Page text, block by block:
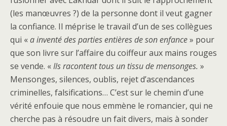
(les manœuvres ?) de la personne dont il veut gagner
la confiance. Il méprise le travail d’un de ses collègues
qui «a inventé des parties entières de son enfance» pour
que son livre sur l’affaire du coiffeur aux mains rouges
se vende. «Ils racontent tous un tissu de mensonges. »
Mensonges, silences, oublis, rejet d’ascendances
criminelles, falsifications… C’est sur le chemin d’une
vérité enfouie que nous emmène le romancier, qui ne
cherche pas à résoudre un fait divers, mais à sonder